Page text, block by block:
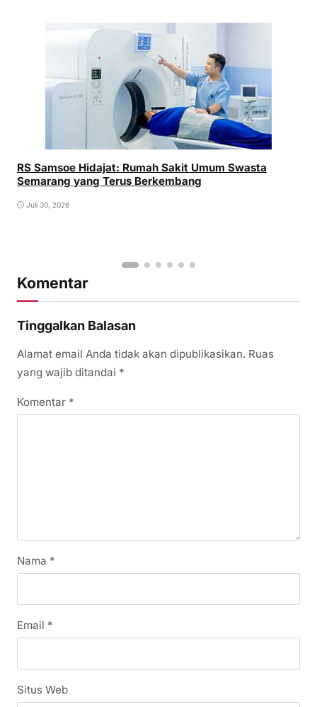
RS Samsoe Hidajat: Rumah Sakit Umum Swasta
Semarang yang Terus Berkembang
Juli 30, 2026
Komentar
Tinggalkan Balasan
Alamat email Anda tidak akan dipublikasikan. Ruas
yang wajib ditandai *
Komentar *
Nama *
Email *
Situs Web